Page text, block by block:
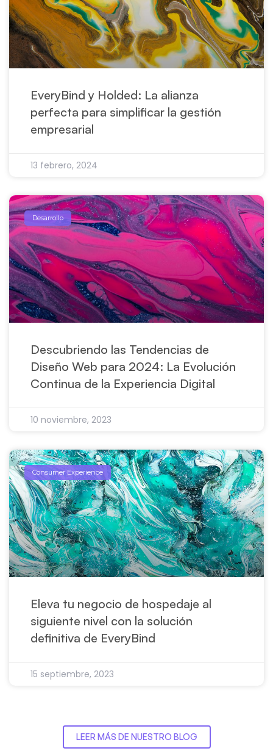
EveryBind y Holded: La alianza
perfecta para simplificar la gestión
empresarial
13 febrero, 2024
Desarrollo
Descubriendo las Tendencias de
Diseño Web para 2024: La Evolución
Continua de la Experiencia Digital
10 noviembre, 2023
Consumer Experience
Eleva tu negocio de hospedaje al
siguiente nivel con la solución
definitiva de EveryBind
15 septiembre, 2023
LEER MÁS DE NUESTRO BLOG